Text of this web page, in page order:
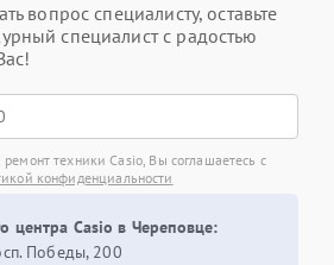
вопрос специалисту, оставьте
специалист с радостью
техники Casio, Вы соглашаетесь с
конфиденциальности
центра Casio в Череповце:
Победы, 200